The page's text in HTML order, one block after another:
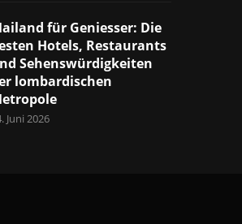
für Geniesser: Die
Hotels, Restaurants
Sehenswürdigkeiten
lombardischen
Juni 2026